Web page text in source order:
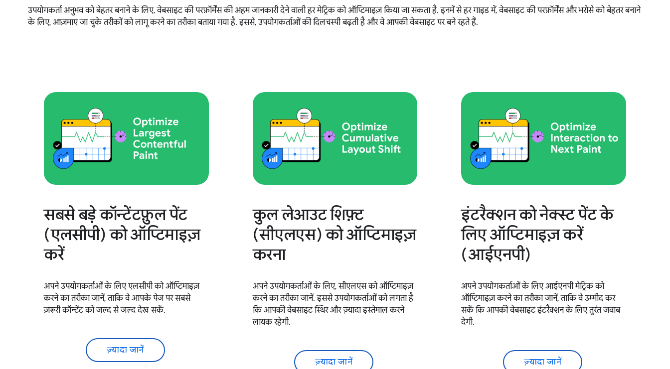
उपयोगकर्ता अनुभव को बेहतर बनाने के लिए, वेबसाइट की परफ़ॉर्मेंस की अहम जानकारी देने वाली हर मेट्रिक को ऑप्टिमाइज़ किया जा सकता है. इनमें से हर गाइड में, वेबसाइट की परफ़ॉर्मेंस और भरोसे को बेहतर बनाने
के लिए, आज़माए जा चुके तरीकों को लागू करने का तरीका बताया गया है. इससे, उपयोगकर्ताओं की दिलचस्पी बढ़ती है और वे आपकी वेबसाइट पर बने रहते हैं.
सबसे बड़े कॉन्टेंटफ़ुल पेंट
(एलसीपी) को ऑप्टिमाइज़
करें
अपने उपयोगकर्ताओं के लिए एलसीपी को ऑप्टिमाइज़
करने का तरीका जानें, ताकि वे आपके पेज पर सबसे
ज़रूरी कॉन्टेंट को जल्द से जल्द देख सकें.
ज़्यादा जानें
कुल लेआउट शिफ़्ट
(सीएलएस) को ऑप्टिमाइज़
करना
अपने उपयोगकर्ताओं के लिए, सीएलएस को ऑप्टिमाइज़
करने का तरीका जानें. इससे उपयोगकर्ताओं को लगता है
कि आपकी वेबसाइट स्थिर और ज़्यादा इस्तेमाल करने
लायक रहेगी.
ज़्यादा जानें
इंटरैक्शन को नेक्स्ट पेंट के
लिए ऑप्टिमाइज़ करें
(आईएनपी)
अपने उपयोगकर्ताओं के लिए आईएनपी मेट्रिक को
ऑप्टिमाइज़ करने का तरीका जानें, ताकि वे उम्मीद कर
सकें कि आपकी वेबसाइट इंटरैक्शन के लिए तुरंत जवाब
देगी.
ज़्यादा जानें